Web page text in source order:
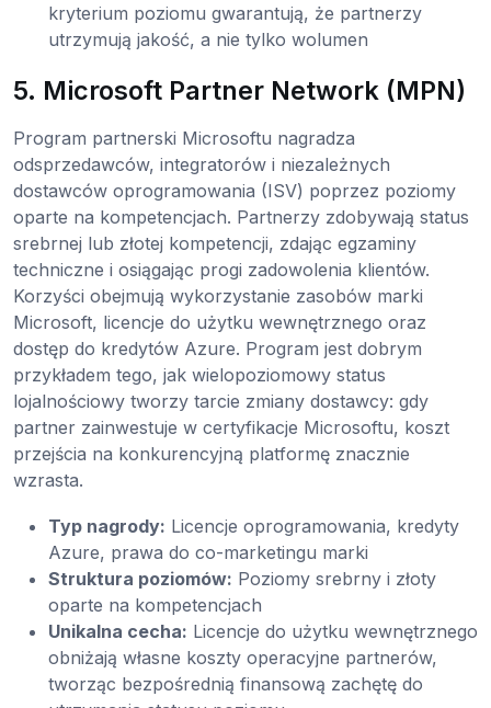
kryterium poziomu gwarantują, że partnerzy
utrzymują jakość, a nie tylko wolumen
5. Microsoft Partner Network (MPN)
Program partnerski Microsoftu nagradza
odsprzedawców, integratorów i niezależnych
dostawców oprogramowania (ISV) poprzez poziomy
oparte na kompetencjach. Partnerzy zdobywają status
srebrnej lub złotej kompetencji, zdając egzaminy
techniczne i osiągając progi zadowolenia klientów.
Korzyści obejmują wykorzystanie zasobów marki
Microsoft, licencje do użytku wewnętrznego oraz
dostęp do kredytów Azure. Program jest dobrym
przykładem tego, jak wielopoziomowy status
lojalnościowy tworzy tarcie zmiany dostawcy: gdy
partner zainwestuje w certyfikacje Microsoftu, koszt
przejścia na konkurencyjną platformę znacznie
wzrasta.
Typ nagrody: Licencje oprogramowania, kredyty
Azure, prawa do co-marketingu marki
Struktura poziomów: Poziomy srebrny i złoty
oparte na kompetencjach
Unikalna cecha: Licencje do użytku wewnętrznego
obniżają własne koszty operacyjne partnerów,
tworząc bezpośrednią finansową zachętę do